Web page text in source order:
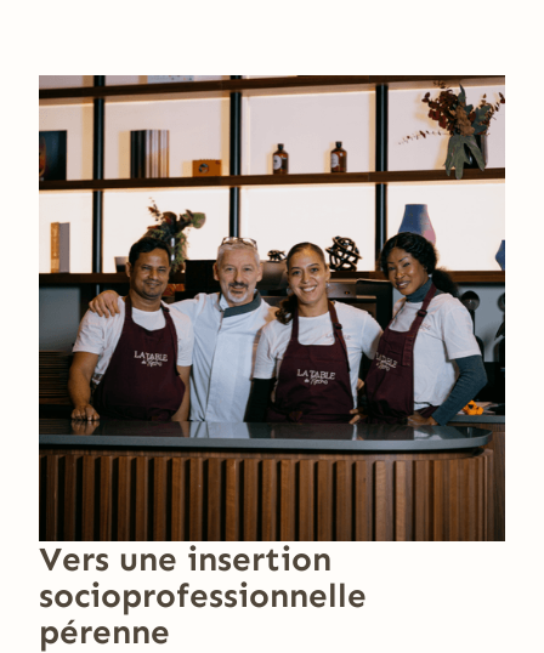
Vers une insertion
socioprofessionnelle
pérenne